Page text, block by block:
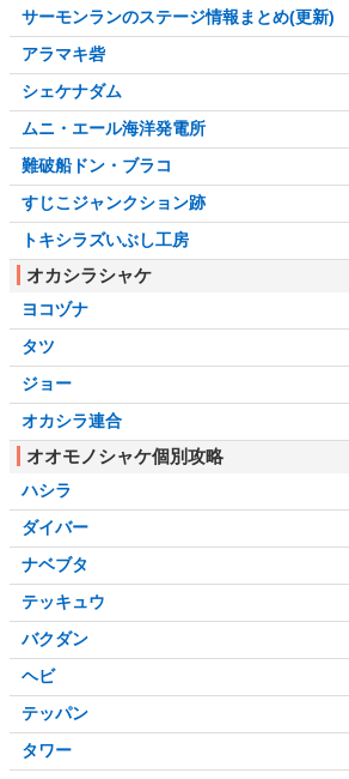
サーモンランのステージ情報まとめ(更新)
アラマキ砦
シェケナダム
ムニ・エール海洋発電所
難破船ドン・ブラコ
すじこジャンクション跡
トキシラズいぶし工房
オカシラシャケ
ヨコヅナ
タツ
ジョー
オカシラ連合
オオモノシャケ個別攻略
ハシラ
ダイバー
ナベブタ
テッキュウ
バクダン
ヘビ
テッパン
タワー